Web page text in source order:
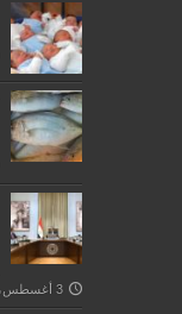
3 أغسطس، 2025